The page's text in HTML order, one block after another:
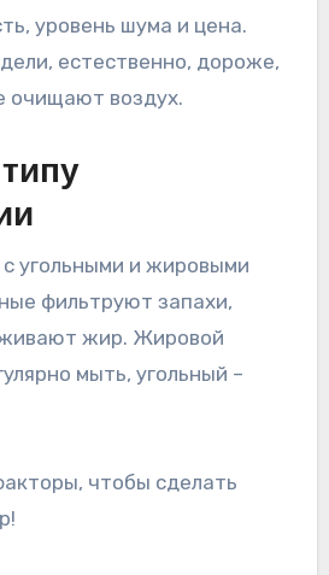
уровень шума и цена.
естественно, дороже,
очищают воздух.
угольными и жировыми
фильтруют запахи,
жир. Жировой
мыть, угольный –
чтобы сделать